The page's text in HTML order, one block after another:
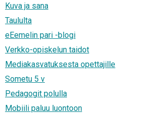
Kuva ja sana
Taululta
eEemelin pari -blogi
Verkko-opiskelun taidot
Mediakasvatuksesta opettajille
Sometu 5 v
Pedagogit polulla
Mobiili paluu luontoon